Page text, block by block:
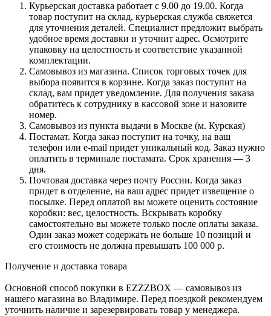
Курьерская доставка работает с 9.00 до 19.00. Когда
товар поступит на склад, курьерская служба свяжется
для уточнения деталей. Специалист предложит выбрать
удобное время доставки и уточнит адрес. Осмотрите
упаковку на целостность и соответствие указанной
комплектации.
Самовывоз из магазина. Список торговых точек для
выбора появится в корзине. Когда заказ поступит на
склад, вам придет уведомление. Для получения заказа
обратитесь к сотруднику в кассовой зоне и назовите
номер.
Самовывоз из пункта выдачи в Москве (м. Курская)
Постамат. Когда заказ поступит на точку, на ваш
телефон или e-mail придет уникальный код. Заказ нужно
оплатить в терминале постамата. Срок хранения — 3
дня.
Почтовая доставка через почту России. Когда заказ
придет в отделение, на ваш адрес придет извещение о
посылке. Перед оплатой вы можете оценить состояние
коробки: вес, целостность. Вскрывать коробку
самостоятельно вы можете только после оплаты заказа.
Один заказ может содержать не больше 10 позиций и
его стоимость не должна превышать 100 000 р.
Получение и доставка товара
Основной способ покупки в EZZZBOX — самовывоз из
нашего магазина во Владимире. Перед поездкой рекомендуем
уточнить наличие и зарезервировать товар у менеджера.